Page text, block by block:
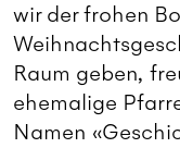
wir der frohen
Raum geben,
ehemalige
Namen